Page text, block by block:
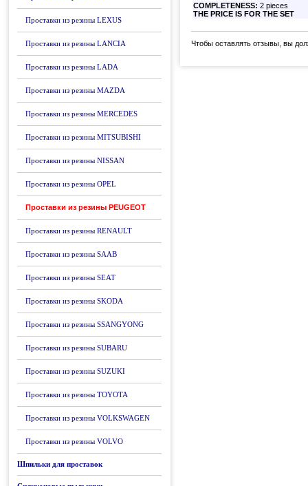
Проставки из резины LEXUS
Проставки из резины LANCIA
Проставки из резины LADA
Проставки из резины MAZDA
Проставки из резины MERCEDES
Проставки из резины MITSUBISHI
Проставки из резины NISSAN
Проставки из резины OPEL
Проставки из резины PEUGEOT
Проставки из резины RENAULT
Проставки из резины SAAB
Проставки из резины SEAT
Проставки из резины SKODA
Проставки из резины SSANGYONG
Проставки из резины SUBARU
Проставки из резины SUZUKI
Проставки из резины TOYOTA
Проставки из резины VOLKSWAGEN
Проставки из резины VOLVO
Шпильки для проставок
COMPLETENESS: 2 pieces
THE PRICE IS FOR THE SET
Чтобы оставлять отзывы, вы